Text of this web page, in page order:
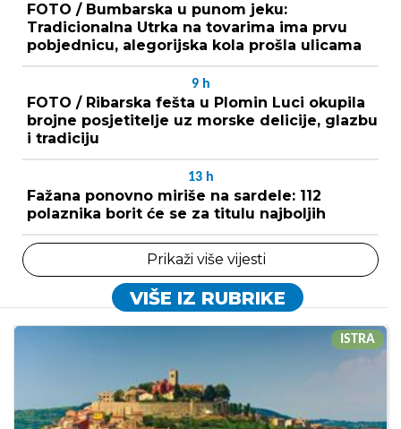
FOTO / Bumbarska u punom jeku:
Tradicionalna Utrka na tovarima ima prvu
pobjednicu, alegorijska kola prošla ulicama
9 h
FOTO / Ribarska fešta u Plomin Luci okupila
brojne posjetitelje uz morske delicije, glazbu
i tradiciju
13 h
Fažana ponovno miriše na sardele: 112
polaznika borit će se za titulu najboljih
Prikaži više vijesti
VIŠE IZ RUBRIKE
ISTRA